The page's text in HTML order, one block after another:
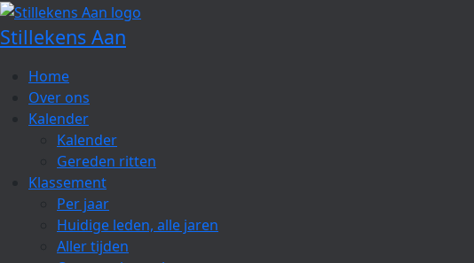
Spring
naar
de
inhoud
Stillekens Aan
Home
Over ons
Kalender
Kalender
Gereden ritten
Klassement
Per jaar
Huidige leden, alle jaren
Aller tijden